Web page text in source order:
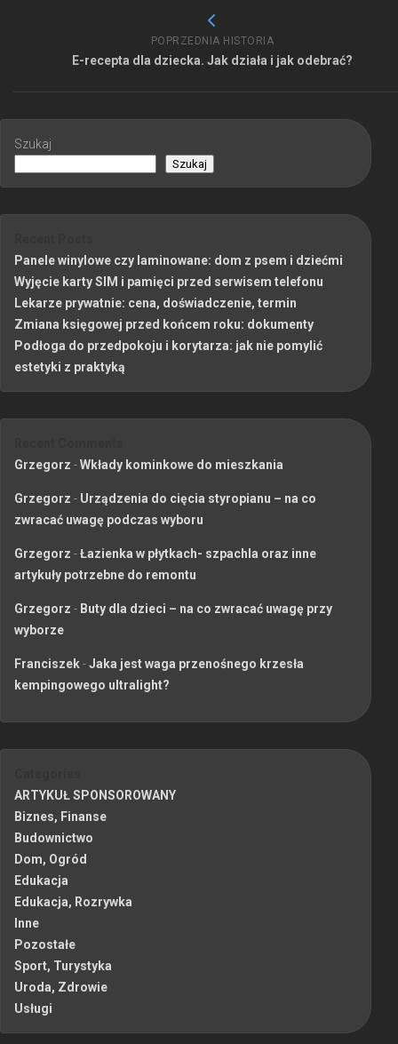
POPRZEDNIA HISTORIA
E-recepta dla dziecka. Jak działa i jak odebrać?
Szukaj
Szukaj
Panele winylowe czy laminowane: dom z psem i dziećmi
Wyjęcie karty SIM i pamięci przed serwisem telefonu
Lekarze prywatnie: cena, doświadczenie, termin
Zmiana księgowej przed końcem roku: dokumenty
Podłoga do przedpokoju i korytarza: jak nie pomylić
estetyki z praktyką
Grzegorz -Wkłady kominkowe do mieszkania
Grzegorz - Urządzenia do cięcia styropianu – na co
zwracać uwagę podczas wyboru
Grzegorz -Łazienka w płytkach- szpachla oraz inne
artykuły potrzebne do remontu
Grzegorz - Buty dla dzieci – na co zwracać uwagę przy
wyborze
Franciszek-Jaka jest waga przenośnego krzesła
kempingowego ultralight?
ARTYKUŁ SPONSOROWANY
Biznes, Finanse
Budownictwo
Dom, Ogród
Edukacja
Edukacja, Rozrywka
Inne
Pozostałe
Sport, Turystyka
Uroda, Zdrowie
Usługi